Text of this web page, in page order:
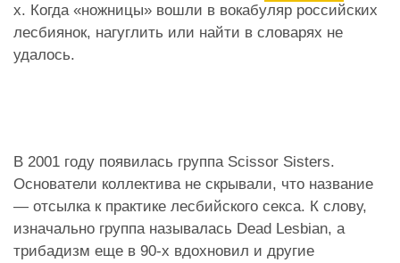
х. Когда «ножницы» вошли в вокабуляр российских
лесбиянок, нагуглить или найти в словарях не
удалось.
В 2001 году появилась группа Scissor Sisters.
Основатели коллектива не скрывали, что название
— отсылка к практике лесбийского секса. К слову,
изначально группа называлась Dead Lesbian, а
трибадизм еще в 90-х вдохновил и другие